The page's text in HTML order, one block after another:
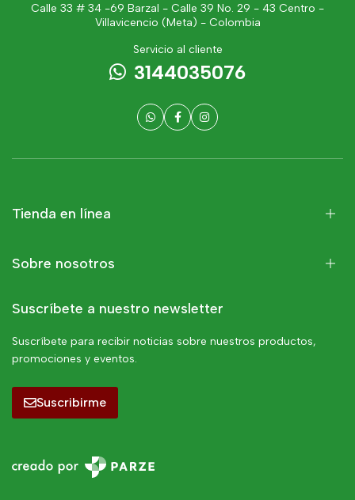
Calle 33 # 34 -69 Barzal - Calle 39 No. 29 - 43 Centro -
Villavicencio (Meta) - Colombia
Servicio al cliente
3144035076
Tienda en línea
Sobre nosotros
Suscríbete a nuestro newsletter
Suscríbete para recibir noticias sobre nuestros productos,
promociones y eventos.
Suscribirme